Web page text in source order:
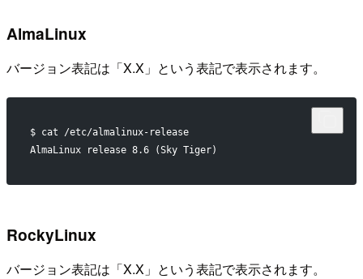
AlmaLinux
バージョン表記は「X.X」という表記で表示されます。
$ cat /etc/almalinux-release
AlmaLinux release 8.6 (Sky Tiger)
RockyLinux
バージョン表記は「X.X」という表記で表示されます。